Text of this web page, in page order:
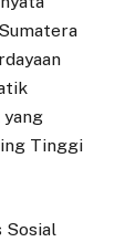
Tinggi
Sosial